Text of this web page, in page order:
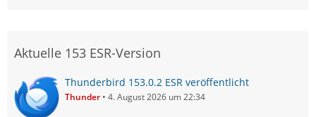
Aktuelle 153 ESR-Version
Thunderbird 153.0.2 ESR veröffentlicht
Thunder 4. August 2026 um 22:34